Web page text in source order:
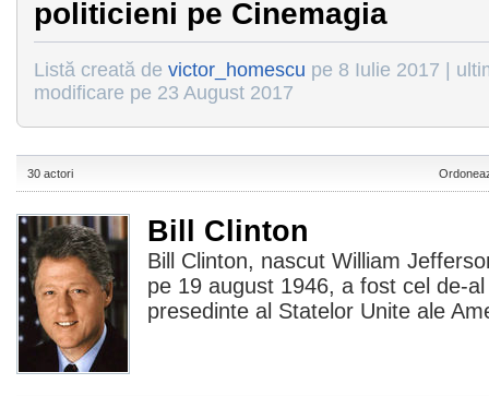
politicieni pe Cinemagia
Listă creată de victor_homescu pe 8 Iulie 2017 |
modificare pe 23 August 2017
30 actori
Bill Clinton
Bill Clinton, nascut William
pe 19 august 1946, a fost cel de-
presedinte al Statelor Unite ale